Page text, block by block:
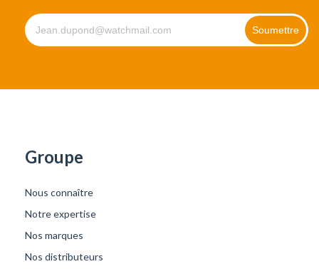
Groupe
Nous connaître
Notre expertise
Nos marques
Nos distributeurs